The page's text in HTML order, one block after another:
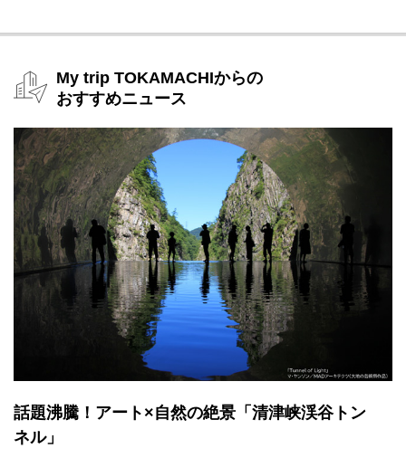
My trip TOKAMACHIからの
おすすめニュース
話題沸騰！アート×自然の絶景「清津峡渓谷トン
ネル」